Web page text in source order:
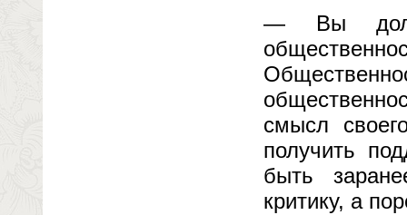
— Вы
смысл
получить
быть
критику, а